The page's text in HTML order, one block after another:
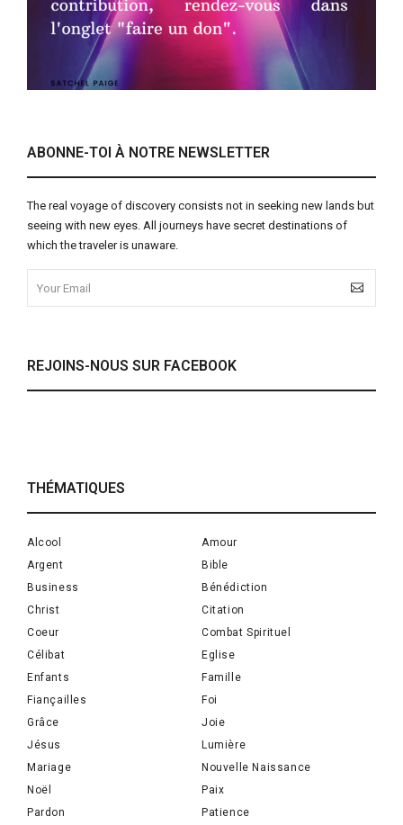
ABONNE-TOI À NOTRE NEWSLETTER
The real voyage of discovery consists not in seeking new lands but
seeing with new eyes. All journeys have secret destinations of
which the traveler is unaware.
REJOINS-NOUS SUR FACEBOOK
THÉMATIQUES
Alcool
Amour
Argent
Bible
Business
Bénédiction
Christ
Citation
Coeur
Combat Spirituel
Célibat
Eglise
Enfants
Famille
Fiançailles
Foi
Grâce
Joie
Jésus
Lumière
Mariage
Nouvelle Naissance
Noël
Paix
Pardon
Patience